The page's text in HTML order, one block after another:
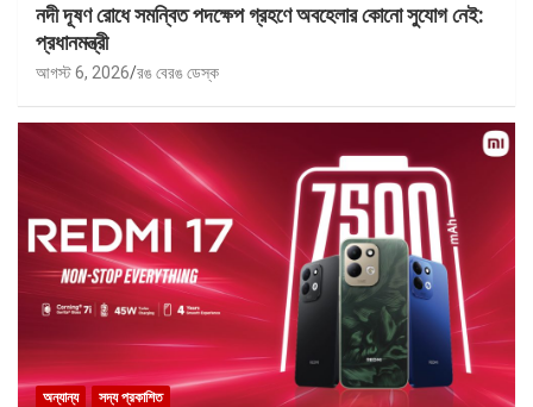
নদী দূষণ রোধে সমন্বিত পদক্ষেপ গ্রহণে অবহেলার কোনো সুযোগ নেই:
প্রধানমন্ত্রী
আগস্ট 6, 2026 রঙ বেরঙ ডেস্ক
অন্যান্য সদ্য প্রকাশিত